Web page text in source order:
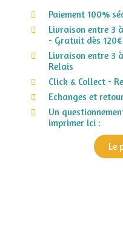
Paiement 100%
Livraison entre 3
- Gratuit dès
Livraison entre 3
Relais
Click & Collect -
Echanges et
Un
imprimer ici :
Le